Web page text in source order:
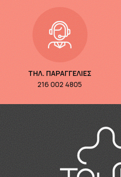
ΤΗΛ. ΠΑΡΑΓΓΕΛΙΕΣ
216 002 4805